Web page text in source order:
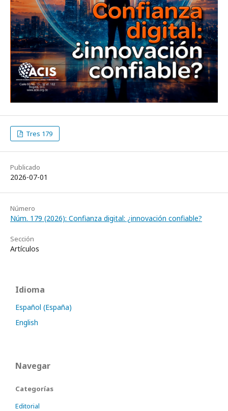
Tres 179
Publicado
2026-07-01
Número
Núm. 179 (2026): Confianza digital: ¿innovación confiable?
Sección
Artículos
Idioma
Español (España)
English
Navegar
Categorías
Editorial